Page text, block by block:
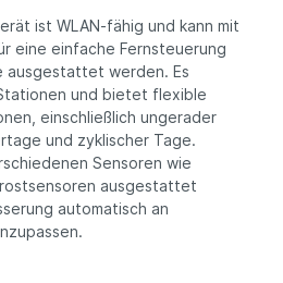
ist WLAN-fähig und kann mit
eine einfache Fernsteuerung
ausgestattet werden. Es
und bietet flexible
einschließlich ungerader
und zyklischer Tage.
Sensoren wie
ausgestattet
automatisch an